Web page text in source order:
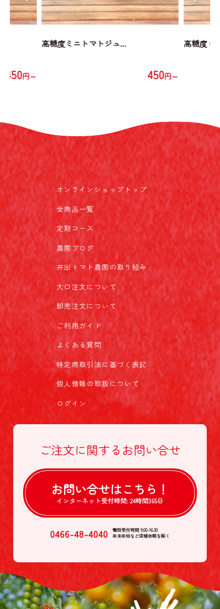
450円～
高糖度ミニトマトジュ...
450円～
高糖度ミ
オンラインショップトップ
全商品一覧
定期コース
農園ブログ
井出トマト農園の取り組み
大口注文について
卸売注文について
ご利用ガイド
よくある質問
特定商取引法に基づく表記
個人情報の取扱について
ログイン
ご注文に関する お問い合せ
お問い合せはこちら！
インターネット受付時間: 24時間365日
0466-48-4040
電話受付時間 9:00-16:30
年末年始など店舗休暇を除く